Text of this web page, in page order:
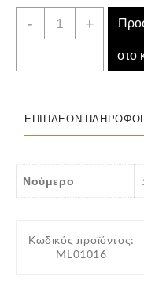
-
Παιδικό
Καπέλο
Ladybug
Χρώματος
Κόκκινο
+
στο
ΕΠΙΠΛΈΟΝ
Νούμερο
Κωδικός προϊόντος:
ML01016